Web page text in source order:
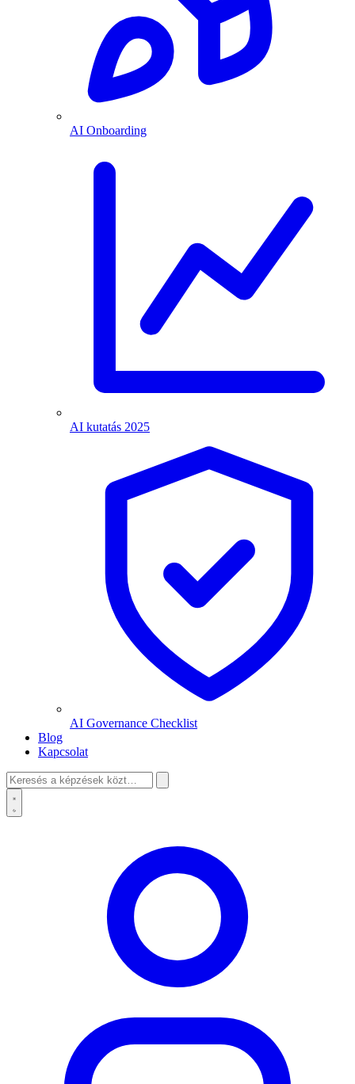
AI Onboarding
AI kutatás 2025
AI Governance Checklist
Blog
Kapcsolat